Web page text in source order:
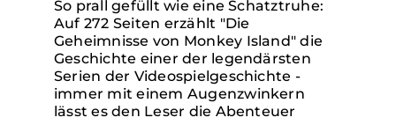
So prall gefüllt wie eine Schatztruhe:
Auf 272 Seiten erzählt "Die
Geheimnisse von Monkey Island" die
Geschichte einer der legendärsten
Serien der Videospielgeschichte -
immer mit einem Augenzwinkern
lässt es den Leser die Abenteuer